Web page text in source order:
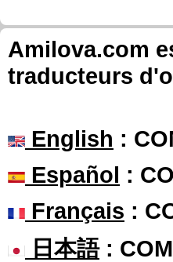
Amilova.com
traducteurs
English :
Español :
Français :
日本語: